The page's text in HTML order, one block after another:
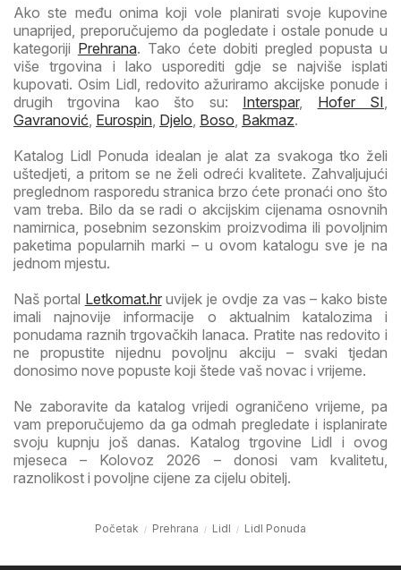
Ako ste među onima koji vole planirati svoje kupovine
unaprijed, preporučujemo da pogledate i ostale ponude u
kategoriji Prehrana. Tako ćete dobiti pregled popusta u
više trgovina i lako usporediti gdje se najviše isplati
kupovati. Osim Lidl, redovito ažuriramo akcijske ponude i
drugih trgovina kao što su: Interspar, Hofer SI
Gavranović Eurospin Djelo Boso Bakmaz.
Katalog Lidl Ponuda idealan je alat za svakoga tko želi
uštedjeti, a pritom se ne želi odreći kvalitete. Zahvaljujući
preglednom rasporedu stranica brzo ćete pronaći ono što
vam treba. Bilo da se radi o akcijskim cijenama osnovnih
namirnica, posebnim sezonskim proizvodima ili povoljnim
paketima popularnih marki – u ovom katalogu sve je na
jednom mjestu.
Naš portal Letkomat.hruvijek je ovdje za vas – kako biste
imali najnovije informacije o aktualnim katalozima i
ponudama raznih trgovačkih lanaca. Pratite nas redovito i
ne propustite nijednu povoljnu akciju – svaki tjedan
donosimo nove popuste koji štede vaš novac i vrijeme.
Ne zaboravite da katalog vrijedi ograničeno vrijeme, pa
vam preporučujemo da ga odmah pregledate i isplanirate
svoju kupnju još danas. Katalog trgovine Lidl i ovog
mjeseca – Kolovoz 2026 – donosi vam kvalitetu,
raznolikost i povoljne cijene za cijelu obitelj.
Početak Prehrana Lidl Lidl Ponuda